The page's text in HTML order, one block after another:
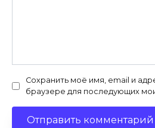
Сохранить моё имя, email и
браузере для последующих